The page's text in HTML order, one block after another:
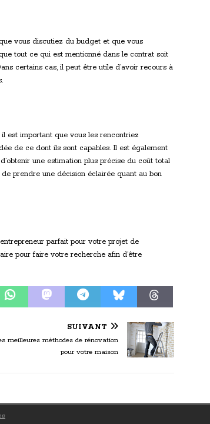
vous discutiez du budget et que vous
tout ce qui est mentionné dans le contrat soit
certains cas, il peut être utile d’avoir recours à
est important que vous les rencontriez
de ce dont ils sont capables. Il est également
une estimation plus précise du coût total
prendre une décision éclairée quant au bon
parfait pour votre projet de
pour faire votre recherche afin d’être
SUIVANT
meilleures méthodes de rénovation
pour votre maison